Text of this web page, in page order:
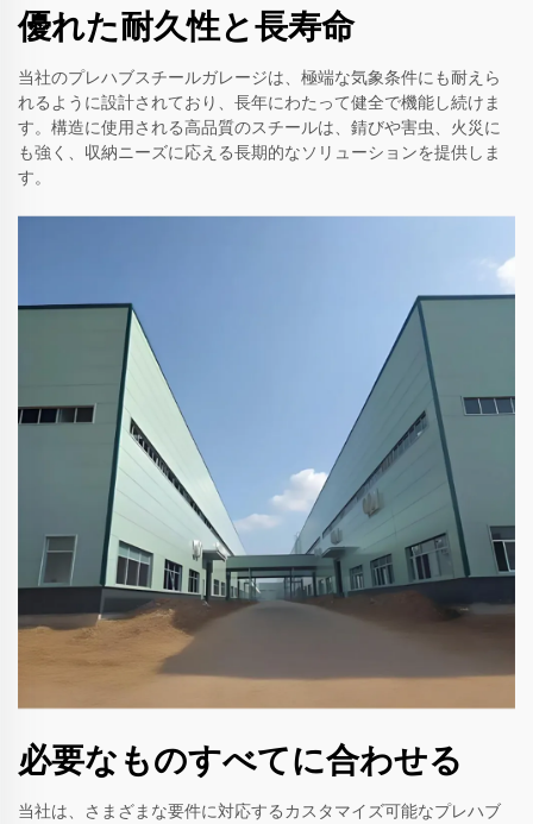
優れた耐久性と長寿命
当社のプレハブスチールガレージは、極端な気象条件にも耐えら
れるように設計されており、長年にわたって健全で機能し続けま
す。構造に使用される高品質のスチールは、錆びや害虫、火災に
も強く、収納ニーズに応える長期的なソリューションを提供しま
す。
必要なものすべてに合わせる
当社は、さまざまな要件に対応するカスタマイズ可能なプレハブ